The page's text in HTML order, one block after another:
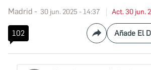
Madrid 30 jun. 2025 - 14:37 Act. 30 jun.
102 Compartir
Añade El